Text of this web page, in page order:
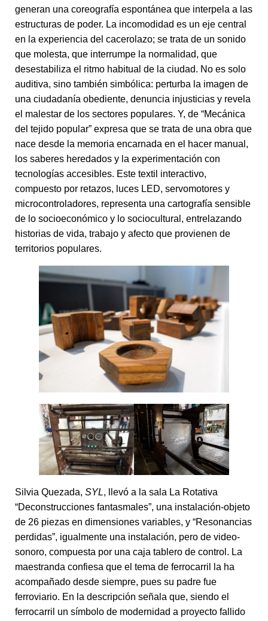
generan una coreografía espontánea que interpela a las
estructuras de poder. La incomodidad es un eje central
en la experiencia del cacerolazo; se trata de un sonido
que molesta, que interrumpe la normalidad, que
desestabiliza el ritmo habitual de la ciudad. No es solo
auditiva, sino también simbólica: perturba la imagen de
una ciudadanía obediente, denuncia injusticias y revela
el malestar de los sectores populares. Y, de “Mecánica
del tejido popular” expresa que se trata de una obra que
nace desde la memoria encarnada en el hacer manual,
los saberes heredados y la experimentación con
tecnologías accesibles. Este textil interactivo,
compuesto por retazos, luces LED, servomotores y
microcontroladores, representa una cartografía sensible
de lo socioeconómico y lo sociocultural, entrelazando
historias de vida, trabajo y afecto que provienen de
territorios populares.
Silvia Quezada, SYL, llevó a la sala La Rotativa
“Deconstrucciones fantasmales”, una instalación-objeto
de 26 piezas en dimensiones variables, y “Resonancias
perdidas”, igualmente una instalación, pero de video-
sonoro, compuesta por una caja tablero de control. La
maestranda confiesa que el tema de ferrocarril la ha
acompañado desde siempre, pues su padre fue
ferroviario. En la descripción señala que, siendo el
ferrocarril un símbolo de modernidad a proyecto fallido